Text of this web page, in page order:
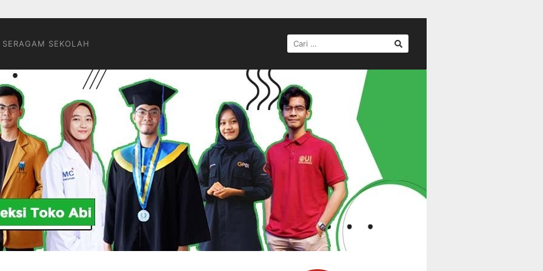
SEKOLAH
CARI
UNTUK: